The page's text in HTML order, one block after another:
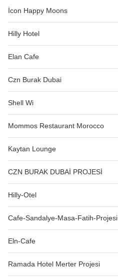
İcon Happy Moons
Hilly Hotel
Elan Cafe
Czn Burak Dubai
Shell Wi
Mommos Restaurant Morocco
Kaytan Lounge
CZN BURAK DUBAİ PROJESİ
Hilly-Otel
Cafe-Sandalye-Masa-Fatih-Projesi
Eln-Cafe
Ramada Hotel Merter Projesi